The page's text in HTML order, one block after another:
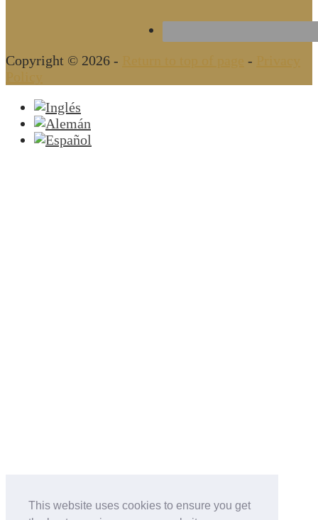
This website uses cookies to ensure you get
Copyright © 2026 - -